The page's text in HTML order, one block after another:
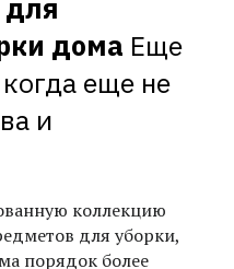
дома Еще
еще не
и
коллекцию
для уборки,
порядок более